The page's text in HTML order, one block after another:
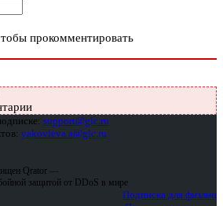
прокомментировать
support@glc.ru
yakovleva.a@glc.ru
Qrator —
защитой от DDoS в мире
Подписка для физлиц